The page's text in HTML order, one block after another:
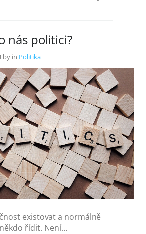
nás politici?
by in Politika
existovat a normálně
řídit. Není…